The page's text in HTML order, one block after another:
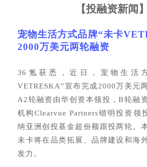
【投融资新闻 】
宠物生活方式品牌“未卡
2000万美元两轮融资
36氪获悉，近日，宠物生活
VETRESKA”宣布完成2000万美元
A2轮融资由华创资本领投，B轮融
机构Clearvue Partners锴明投资领
纳亚洲创投基金超份额跟投两轮。
未卡将在品类拓展、品牌建设和海
发力。